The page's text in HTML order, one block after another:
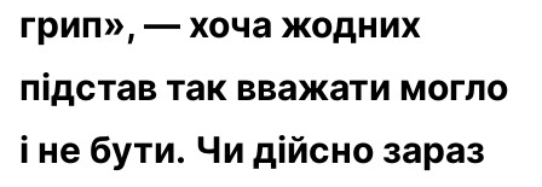
грип», — хоча жодних
підстав так вважати могло
і не бути. Чи дійсно зараз